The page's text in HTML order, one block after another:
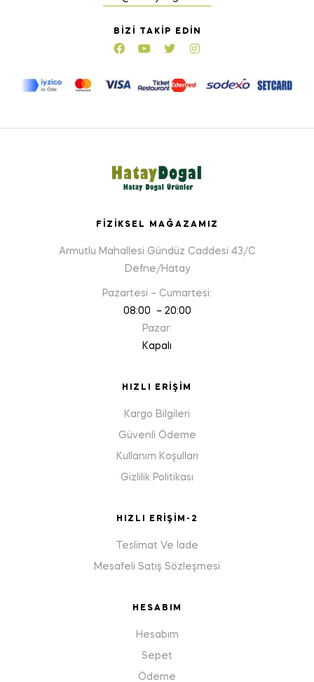
BIZI TAKIP EDIN
FIZIKSEL MAĞAZAMIZ
Armutlu Mahallesi Gündüz Caddesi 43/C
Defne/Hatay
Pazartesi – Cumartesi:
08:00 – 20:00
Pazar:
Kapalı
HIZLI ERIŞIM
Kargo Bilgileri
Güvenli Ödeme
Kullanım Koşulları
Gizlilik Politikası
HIZLI ERIŞIM-2
Teslimat Ve İade
Mesafeli Satış Sözleşmesi
HESABIM
Hesabım
Sepet
Ödeme